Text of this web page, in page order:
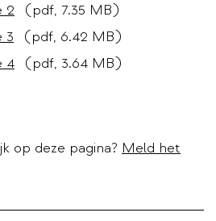
2
(pdf, 7.35 MB)
3
(pdf, 6.42 MB)
4
(pdf, 3.64 MB)
op deze pagina? Meld het